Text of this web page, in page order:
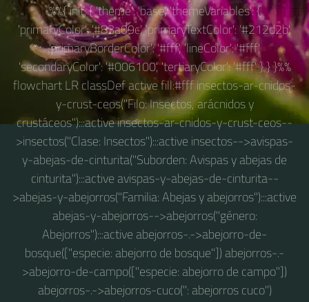
%%{ init: { 'theme': 'base', 'themeVariables': {
'primaryColor': '#83a09c', 'primaryTextColor': '#212d2b',
'primaryBorderColor': '#fff', 'lineColor': '#fff',
'secondaryColor': '#006100', 'tertiaryColor': '#fff' } } }%%
flowchart LR classDef active fill:#fff insectos-ar-cnidos-
y-crust-ceos("Filo: Insectos, arácnidos y
crustáceos"):::active insectos-ar-cnidos-y-crust-ceos--
>insectos("Clase: Insectos"):::active insectos-->avispas-
y-abejas-de-cinturita("Suborden: Avispas y abejas de
cinturita"):::active avispas-y-abejas-de-cinturita--
>abejas-y-abejorros("Familia: Abejas y abejorros"):::active
abejas-y-abejorros-->abejorros("género:
Abejorros"):::active abejorros-.->abejorro-de-
bosque(["especie: abejorro de bosque"]) abejorros-.-
>abejorro-de-campo(["especie: abejorro de campo"])
abejorros-.->abejorros-cuco(": abejorros cuco")